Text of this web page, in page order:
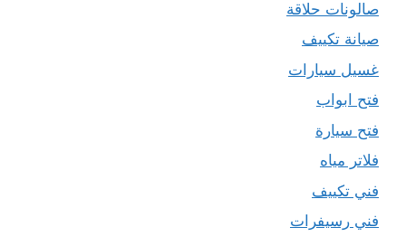
صالونات حلاقة
صيانة تكييف
غسيل سيارات
فتح ابواب
فتح سيارة
فلاتر مياه
فني تكييف
فني رسيفرات